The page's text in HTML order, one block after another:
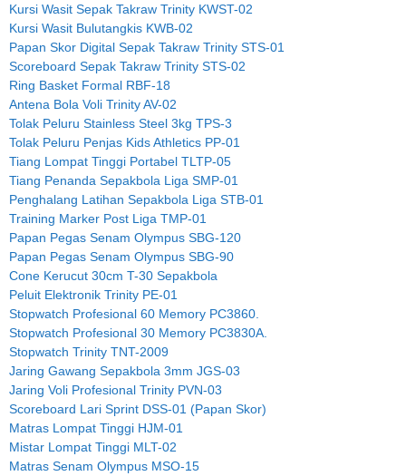
Kursi Wasit Sepak Takraw Trinity KWST-02
Kursi Wasit Bulutangkis KWB-02
Papan Skor Digital Sepak Takraw Trinity STS-01
Scoreboard Sepak Takraw Trinity STS-02
Ring Basket Formal RBF-18
Antena Bola Voli Trinity AV-02
Tolak Peluru Stainless Steel 3kg TPS-3
Tolak Peluru Penjas Kids Athletics PP-01
Tiang Lompat Tinggi Portabel TLTP-05
Tiang Penanda Sepakbola Liga SMP-01
Penghalang Latihan Sepakbola Liga STB-01
Training Marker Post Liga TMP-01
Papan Pegas Senam Olympus SBG-120
Papan Pegas Senam Olympus SBG-90
Cone Kerucut 30cm T-30 Sepakbola
Peluit Elektronik Trinity PE-01
Stopwatch Profesional 60 Memory PC3860.
Stopwatch Profesional 30 Memory PC3830A.
Stopwatch Trinity TNT-2009
Jaring Gawang Sepakbola 3mm JGS-03
Jaring Voli Profesional Trinity PVN-03
Scoreboard Lari Sprint DSS-01 (Papan Skor)
Matras Lompat Tinggi HJM-01
Mistar Lompat Tinggi MLT-02
Matras Senam Olympus MSO-15